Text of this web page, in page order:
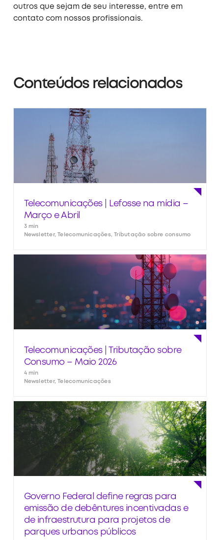
outros que sejam de seu interesse, entre em
contato com nossos profissionais.
Conteúdos relacionados
Telecomunicações | Lefosse na mídia –
Março e Abril
3 min
Newsletter, Telecomunicações, Tributação sobre consumo
Telecomunicações | Tributação sobre
Consumo – Maio 2026
4 min
Newsletter, Telecomunicações
Governo Federal define regras para
emissão de debêntures incentivadas e
de infraestrutura para projetos de
parques urbanos públicos